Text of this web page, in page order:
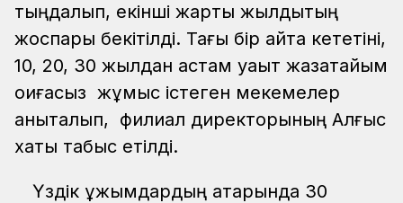
тыңдалып, екінші жарты жылдықтың
жоспары бекітілді. Тағы бір айта кететіні,
10, 20, 30 жылдан астам уақыт жазатайым
оқиғасыз жұмыс істеген мекемелер
анықталып, филиал директорының Алғыс
хаты табыс етілді.
Үздік ұжымдардың қатарында 30